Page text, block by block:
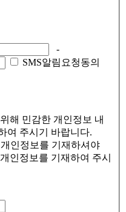
-
SMS알림요청동의
해 민감한 개인정보 내
여 주시기 바랍니다.
인정보를 기재하셔야
인정보를 기재하여 주시